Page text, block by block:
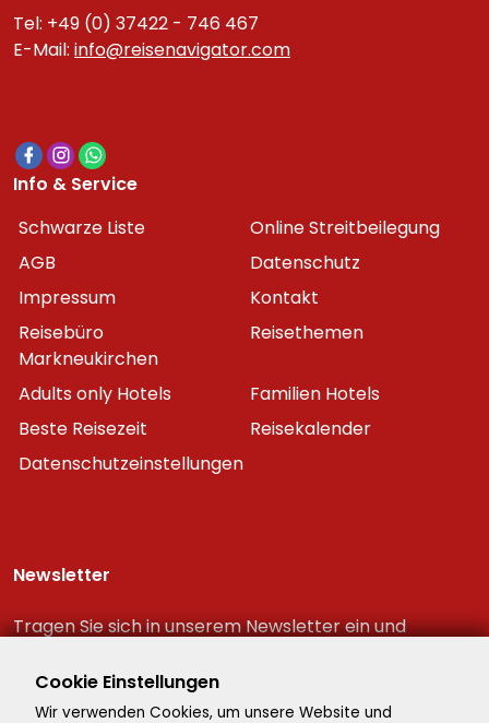
Tel: +49 (0) 37422 - 746 467
E-Mail: info@reisenavigator.com
Info & Service
Schwarze Liste
Online Streitbeilegung
AGB
Datenschutz
Impressum
Kontakt
Reisebüro
Markneukirchen
Reisethemen
Adults only Hotels
Familien Hotels
Beste Reisezeit
Reisekalender
Datenschutzeinstellungen
Newsletter
Tragen Sie sich in unserem Newsletter ein und
Reiseschnäppchen!
Cookie Einstellungen
Wir verwenden Cookies, um unsere Website und